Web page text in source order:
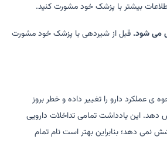
بیشتر با پزشک خود مشورت کنید.
می شود. قبل از شیردهی با پزشک خود مشورت
ی عملکرد دارو را تغییر داده و خطر بروز
دهد. این یادداشت تمامی تداخلات دارویی
نمی دهد؛ بنابراین بهتر است نام تمام